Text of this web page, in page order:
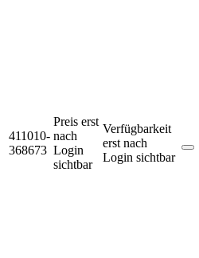
411010-
368673
Preis erst
nach
Login
sichtbar
Verfügbarkeit
erst nach
Login sichtbar